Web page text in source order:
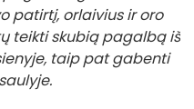
patirtį, orlaivius ir oro
teikti skubią pagalbą iš
taip pat gabenti